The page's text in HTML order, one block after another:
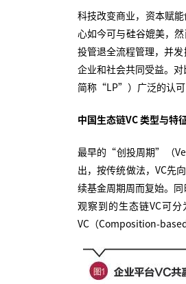
科技改变商业，资本赋
心如今可与硅谷媲美，
投管退全流程管理，并
企业和社会共同受益。
简称“LP”）广泛的认可
中国生态链VC 类型与特
最早的“创投周期”（
出，按传统做法，VC先
续基金周期周而复始。
观察到的生态链VC可
VC（Composition-based